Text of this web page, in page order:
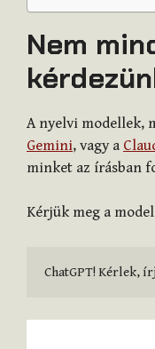
Nem
A nyelvi modellek,
Gemini, vagy a
minket az írásban
Kérjük meg a
ChatGPT! Kérlek,